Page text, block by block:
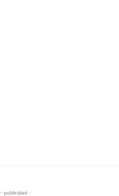
- publicidad -